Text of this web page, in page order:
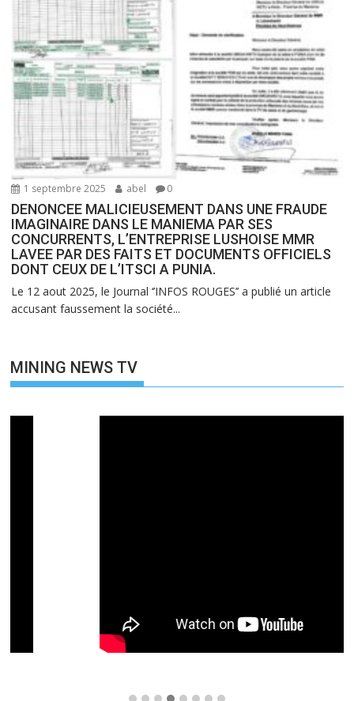
1 septembre 2025 abel 0
DENONCEE MALICIEUSEMENT DANS UNE FRAUDE
IMAGINAIRE DANS LE MANIEMA PAR SES
CONCURRENTS, L’ENTREPRISE LUSHOISE MMR
LAVEE PAR DES FAITS ET DOCUMENTS OFFICIELS
DONT CEUX DE L’ITSCI A PUNIA.
Le 12 aout 2025, le Journal ‘’INFOS ROUGES’’ a publié un article
accusant faussement la société...
MINING NEWS TV